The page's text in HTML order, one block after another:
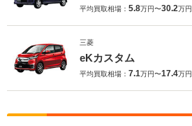
平均買取相場： 5.8万円〜30.2万円
三菱
eKカスタム
平均買取相場： 7.1万円〜17.4万円